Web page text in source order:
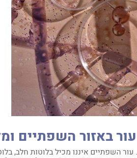
באזור השפתיים
השפתיים איננו מכיל בלוטות חלב,